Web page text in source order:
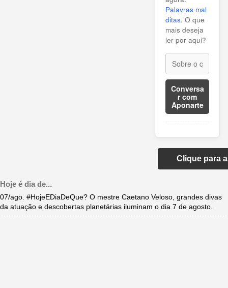
Palavras mal
ditas. O que
mais deseja
ler por aqui?
Conversa
r com
Aponarte
Clique para
Hoje é dia de...
07/ago. #HojeEDiaDeQue? O mestre Caetano Veloso, grandes divas
da atuação e descobertas planetárias iluminam o dia 7 de agosto.